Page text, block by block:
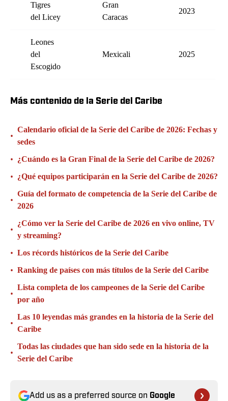
Tigres
del Licey
Gran
Caracas
2023
Leones
del
Escogido
Mexicali 2025
Más contenido de la Serie del Caribe
•
Calendario oficial de la Serie del Caribe de 2026: Fechas y
sedes
• ¿Cuándo es la Gran Final de la Serie del Caribe de 2026?
• ¿Qué equipos participarán en la Serie del Caribe de 2026?
•
Guía del formato de competencia de la Serie del Caribe de
2026
•
¿Cómo ver la Serie del Caribe de 2026 en vivo online, TV
y streaming?
• Los récords históricos de la Serie del Caribe
• Ranking de países con más títulos de la Serie del Caribe
•
Lista completa de los campeones de la Serie del Caribe
por año
•
Las 10 leyendas más grandes en la historia de la Serie del
Caribe
•
Todas las ciudades que han sido sede en la historia de la
Serie del Caribe
Add us as a preferred source on Google